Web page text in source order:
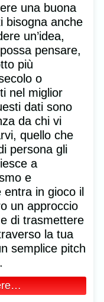
una buona
bisogna anche
un’idea,
pensare,
più
o
nel miglior
dati sono
da chi vi
quello che
persona gli
a
e
entra in gioco il
un approccio
di trasmettere
la tua
semplice pitch